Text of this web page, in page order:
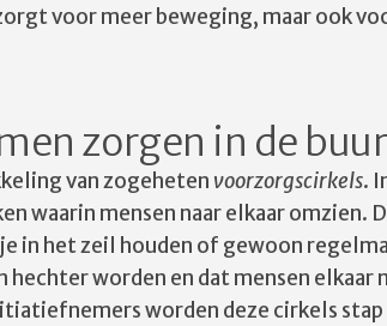
voor meer beweging, maar ook
zorgen in de
van zogeheten voorzorgscirkels.
waarin mensen naar elkaar omzien.
in het zeil houden of gewoon
hechter worden en dat mensen
worden deze cirkels